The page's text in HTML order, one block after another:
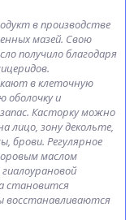
в производстве
мазей. Свою
получило благодаря
в клеточную
и
Касторку можно
лицо, зону декольте,
брови. Регулярное
маслом
становится
восстанавливаются